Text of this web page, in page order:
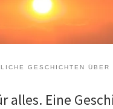
GESCHICHTEN ÜBER
alles. Eine